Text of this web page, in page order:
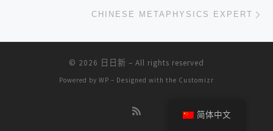
CHINESE METAPHYSICS EXPERT
© 2026 日日新 – All rights reserved
Powered by WP – Designed with the Customizr
简体中文